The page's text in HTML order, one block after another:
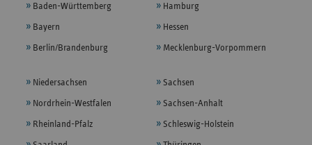
Baden-Württemberg
Bayern
Berlin/Brandenburg
Hamburg
Hessen
Mecklenburg-Vorpommern
Niedersachsen
Nordrhein-Westfalen
Rheinland-Pfalz
Sachsen
Sachsen-Anhalt
Schleswig-Holstein